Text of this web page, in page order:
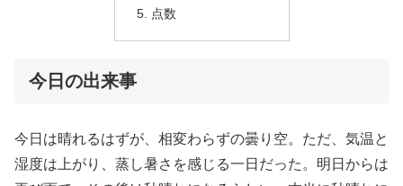
点数
今日の出来事
今日は晴れるはずが、相変わらずの曇り空。ただ、気温と
湿度は上がり、蒸し暑さを感じる一日だった。明日からは